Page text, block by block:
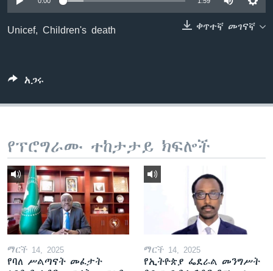
ቀጥተኛ መገናኛ
Unicef, Children's death
አጋሩ
የፕሮግራሙ ተከታታይ ክፍሎች
ማርች 14, 2025
የባለ ሥልጣናት መፈታት
ማርች 14, 2025
የኢትዮጵያ ፌደራል መንግሥት